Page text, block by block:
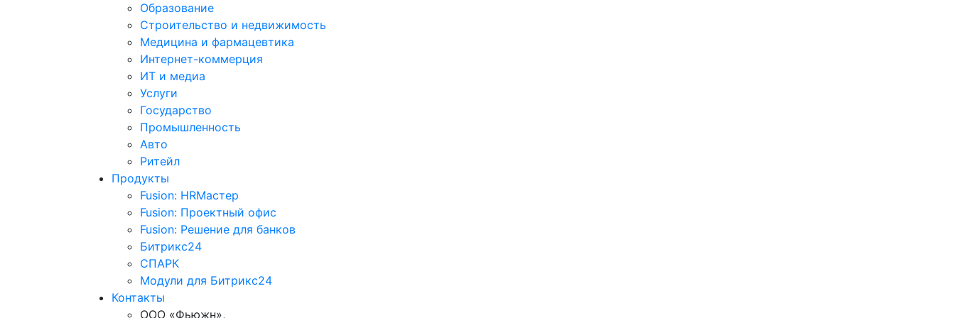
Образование
Строительство и недвижимость
Медицина и фармацевтика
Интернет-коммерция
ИТ и медиа
Услуги
Государство
Промышленность
Авто
Ритейл
Продукты
Fusion: HRМастер
Fusion: Проектный офис
Fusion: Решение для банков
Битрикс24
СПАРК
Модули для Битрикс24
Контакты
ООО «Фьюжн»,